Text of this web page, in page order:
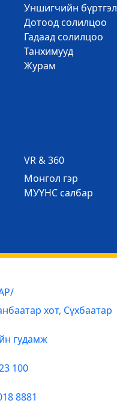
Уншигчийн бүртгэл
Дотоод солилцоо
Гадаад солилцоо
Танхимууд
Журам
VR & 360
Mонгол гэр
МУҮНС салбар
хот, Сүхбаатар
гудамж
100
8881